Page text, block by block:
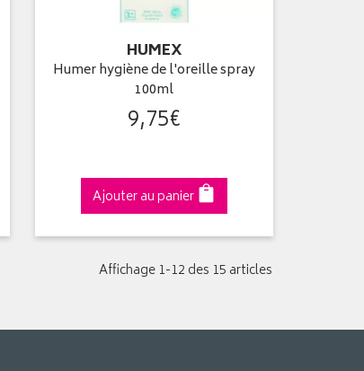
HUMEX
Humer hygiène de l'oreille spray
100ml
9,75€
Ajouter au panier
Affichage 1-12 des 15 articles